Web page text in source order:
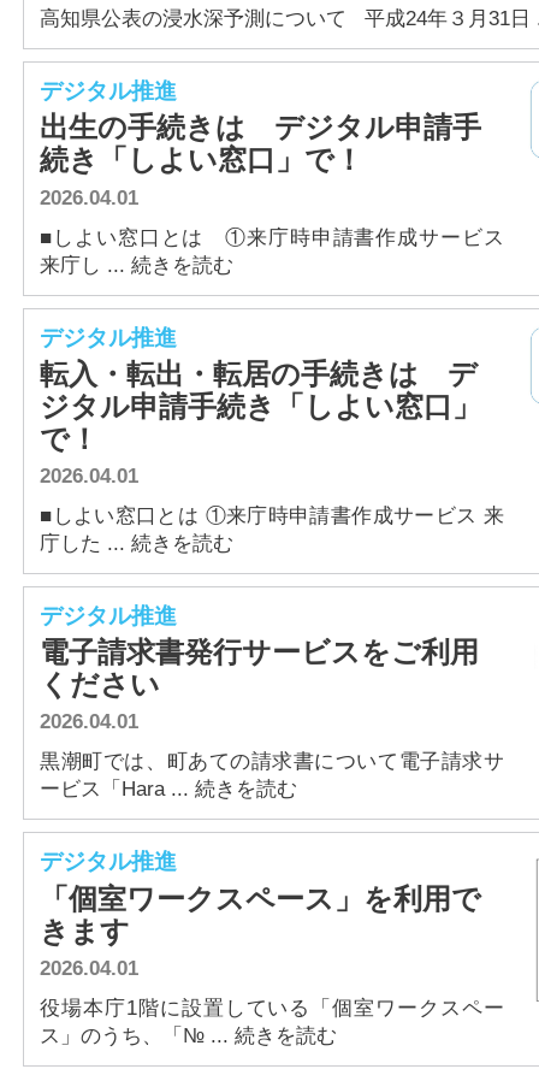
高知県公表の浸水深予測について 平成24年３月31日
デジタル推進
出生の手続きは デジタル申請手
続き「しよい窓口」で！
2026.04.01
■しよい窓口とは ①来庁時申請書作成サービス
来庁し ... 続きを読む
デジタル推進
転入・転出・転居の手続きは デ
ジタル申請手続き「しよい窓口」
で！
2026.04.01
■しよい窓口とは ①来庁時申請書作成サービス 来
庁した ... 続きを読む
デジタル推進
電子請求書発行サービスをご利用
ください
2026.04.01
黒潮町では、町あての請求書について電子請求サ
ービス「Hara ... 続きを読む
デジタル推進
「個室ワークスペース」を利用で
きます
2026.04.01
役場本庁1階に設置している「個室ワークスペー
ス」のうち、「№ ... 続きを読む